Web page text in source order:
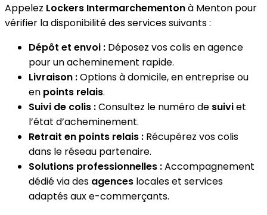
Appelez Lockers Intermarchementonà Menton pour
vérifier la disponibilité des services suivants :
Dépôt et envoi : Déposez vos colis en agence
pour un acheminement rapide.
Livraison :Options à domicile, en entreprise ou
en points relais.
Suivi de colis :Consultez le numéro de suiviet
l’état d’acheminement.
Retrait en points relais : Récupérez vos colis
dans le réseau partenaire.
Solutions professionnelles :Accompagnement
dédié via des agences locales et services
adaptés aux e-commerçants.